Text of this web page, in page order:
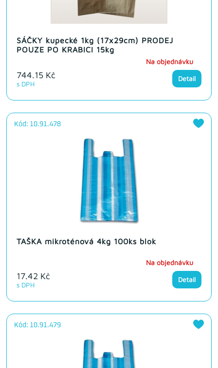
SÁČKY kupecké 1kg (17x29cm) PRODEJ
POUZE PO KRABICI 15kg
744.15 Kč
s DPH
Na objednávku
Detail
Kód: 10.91.478
TAŠKA mikroténová 4kg 100ks blok
17.42 Kč
s DPH
Na objednávku
Detail
Kód: 10.91.479